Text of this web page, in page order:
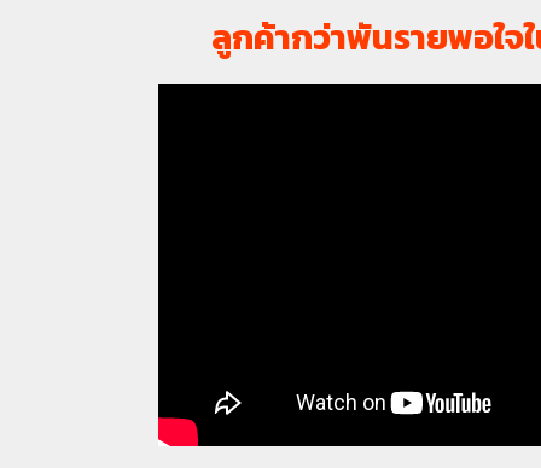
ลูกค้ากว่าพันรายพอใจ